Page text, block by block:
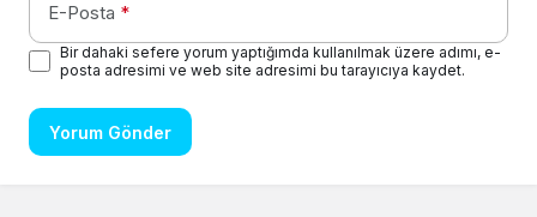
E-Posta *
Bir dahaki sefere yorum yaptığımda kullanılmak üzere adımı, e-
posta adresimi ve web site adresimi bu tarayıcıya kaydet.
Yorum Gönder